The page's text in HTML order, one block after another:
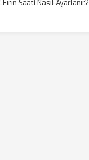
Saati Nasıl Ayarlanır?